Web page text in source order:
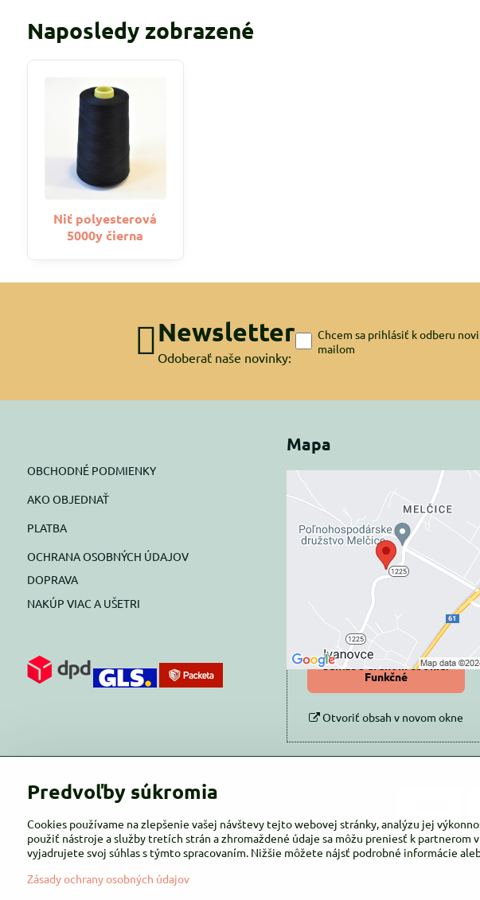
Naposledy zobrazené
Niť polyesterová
5000y čierna
Newsletter
Odoberať naše novinky:
Chcem sa prihlásiť k odberu
mailom
OBCHODNÉ PODMIENKY
AKO OBJEDNAŤ
PLATBA
OCHRANA OSOBNÝCH ÚDAJOV
DOPRAVA
NAKÚP VIAC A UŠETRI
Mapa
Externý obsah je
blokovaný Voľbami
súkromia
Prajete si načítať externý obsah?
Povoliť tentokrát
Povoliť a zapamätať -
súhlas s druhom cookie:
Funkčné
Otvoriť obsah v novom okne
Predvoľby súkromia
Cookies používame na zlepšenie vašej návštevy tejto webovej stránky, analýzu jej
použiť nástroje a služby tretích strán a zhromaždené údaje sa môžu preniesť k partnerom
vyjadrujete svoj súhlas s týmto spracovaním. Nižšie môžete nájsť podrobné informácie
Zásady ochrany osobných údajov